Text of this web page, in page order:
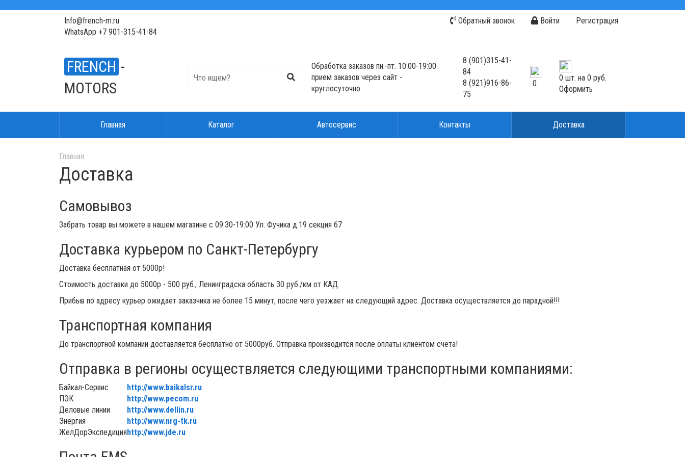
Info@french-m.ru
WhatsApp +7 901-315-41-84
Обратный звонок Войти Регистрация
FRENCH -
MOTORS
Обработка заказов пн.-пт. 10:00-19:00
прием заказов через сайт -
круглосуточно
8(901)315-41-
84
8(921)916-86-
75
0
0 шт. на 0 руб.
Оформить
Главная Каталог Автосервис Контакты Доставка
Главная
Доставка
Самовывоз
Забрать товар вы можете в нашем магазине с 09:30-19:00 Ул. Фучика д.19 секция 67
Доставка курьером по Санкт-Петербургу
Доставка бесплатная от 5000р!
Стоимость доставки до 5000р - 500 руб., Ленинградска область 30 руб./км от КАД.
Прибыв по адресу курьер ожидает заказчика не более 15 минут, после чего уезжает на следующий адрес. Доставка осуществляется до парадной!!!
Транспортная компания
До транспортной компании доставляется бесплатно от 5000руб. Отправка производится после оплаты клиентом счета!
Отправка в регионы осуществляется следующими транспортными компаниями:
Байкал-Сервис
http://www.baikalsr.ru
ПЭК
http://www.pecom.ru
Деловые линии
http://www.dellin.ru
Энергия
http://www.nrg-tk.ru
ЖелДорЭкспедицияhttp://www.jde.ru